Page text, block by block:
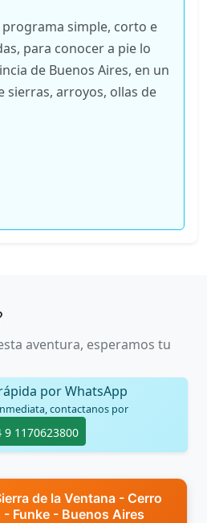
simple, corto e
para conocer a pie lo
de Buenos Aires, en un
sierras, arroyos, ollas de
aventura, esperamos tu
por WhatsApp
contactanos por
9 1170623800
de la Ventana - Cerro
- Funke - Buenos Aires